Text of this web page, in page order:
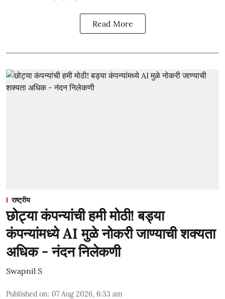
Read More
राष्ट्रीय
छोट्या कंपन्यांची हमी मोठी! बड्या
कंपन्यांमध्ये AI मुळे नोकरी जाण्याची शक्यता
अधिक - नंदन निलेकणी
Swapnil S
Published on: 07 Aug 2026, 6:33 am